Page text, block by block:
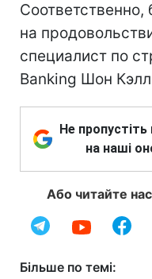
Соответственно,
на
специалист по
Banking Шон
Не
на наші
Або читайте
Більше по темі: